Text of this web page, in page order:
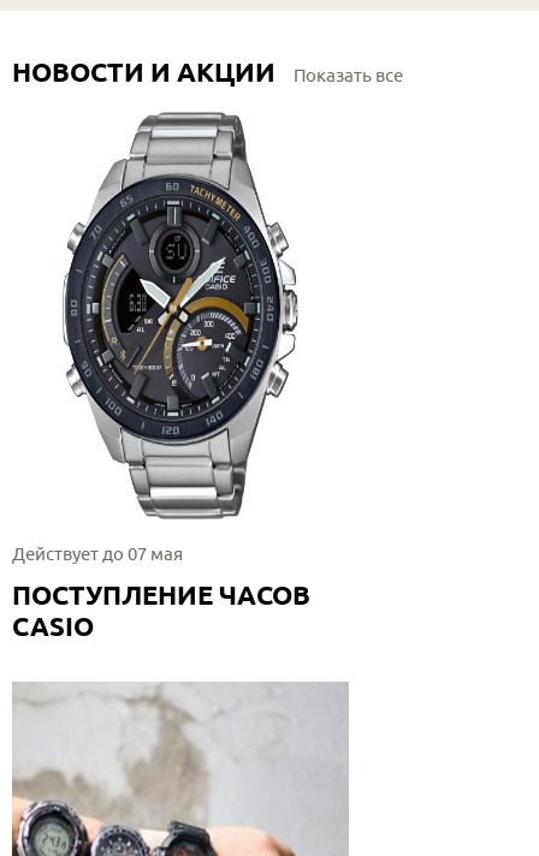
НОВОСТИ И АКЦИИ Показать все
Действует до 07 мая
ПОСТУПЛЕНИЕ ЧАСОВ
CASIO